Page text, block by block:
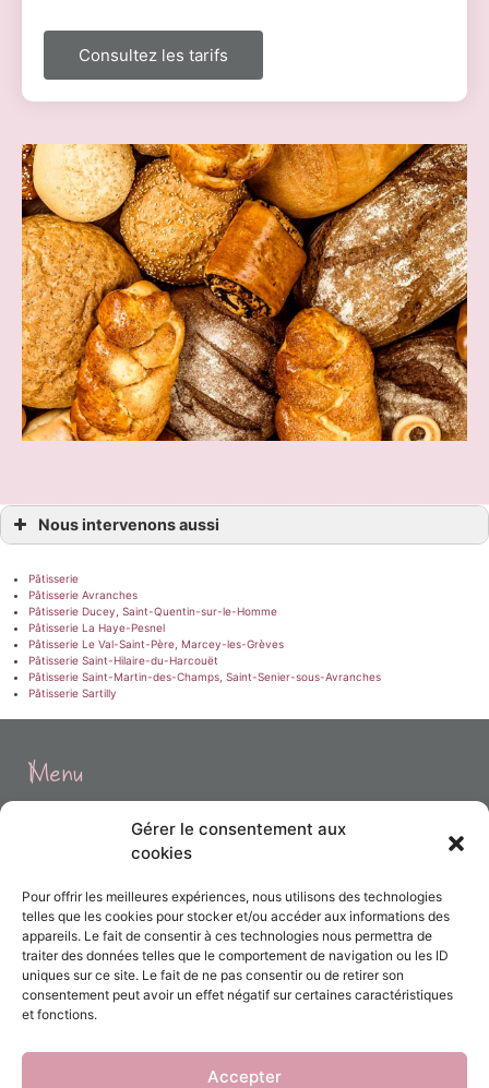
Gérer le consentement aux
cookies
Pour offrir les meilleures expériences, nous utilisons des technologies
telles que les cookies pour stocker et/ou accéder aux informations des
appareils. Le fait de consentir à ces technologies nous permettra de
traiter des données telles que le comportement de navigation ou les ID
uniques sur ce site. Le fait de ne pas consentir ou de retirer son
consentement peut avoir un effet négatif sur certaines caractéristiques
et fonctions.
Accepter
Consultez les tarifs
Nous intervenons aussi
Pâtisserie
Pâtisserie Avranches
Pâtisserie Ducey, Saint-Quentin-sur-le-Homme
Pâtisserie La Haye-Pesnel
Pâtisserie Le Val-Saint-Père, Marcey-les-Grèves
Pâtisserie Saint-Hilaire-du-Harcouët
Pâtisserie Saint-Martin-des-Champs, Saint-Senier-sous-Avranches
Pâtisserie Sartilly
Menu
Prestations
Réalisations
Contact